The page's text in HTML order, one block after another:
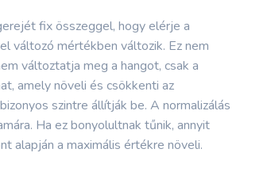
fix összeggel, hogy elérje a
változó mértékben változik. Ez nem
változtatja meg a hangot, csak a
amely növeli és csökkenti az
szintre állítják be. A normalizálás
Ha ez bonyolultnak tűnik, annyit
alapján a maximális értékre növeli.